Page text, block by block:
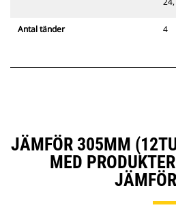
Antal tänder 4
JÄMFÖR 305MM
MED